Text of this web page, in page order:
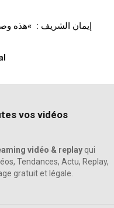
vos vidéos
vidéo & replay qui
Tendances, Actu, Replay,
gratuit et légale.